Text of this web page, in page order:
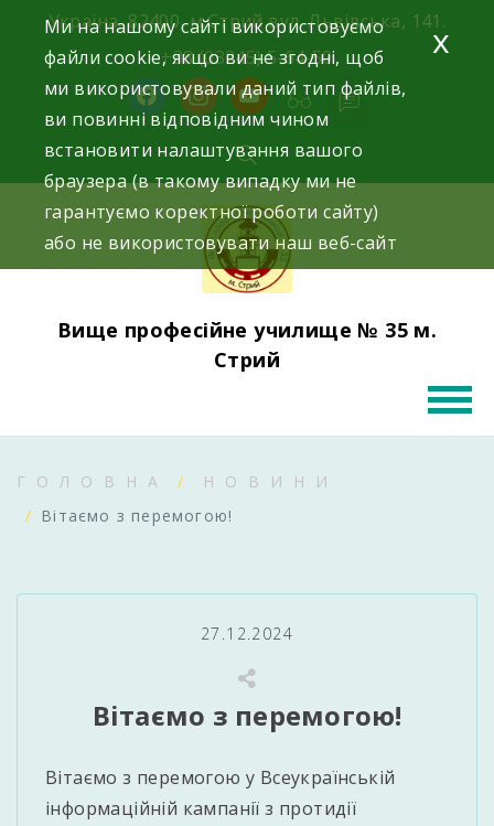
content
Україна, 82400, м.Стрий вул. Львівська, 141.
+38 (03245) 5-64-50
facebookinstagram
youtube
Вище професійне училище № 35 м.
Стрий
ГОЛОВНА
НОВИНИ
Вітаємо з перемогою!
27.12.2024
Вітаємо з перемогою!
Вітаємо з перемогою у Всеукраїнській
інформаційній кампанії з протидії
Ми на нашому сайті використовуємо
файли cookie, якщо ви не згодні, щоб
ми використовували даний тип файлів,
ви повинні відповідним чином
встановити налаштування вашого
браузера (в такому випадку ми не
гарантуємо коректної роботи сайту)
або не використовувати наш веб-сайт
x